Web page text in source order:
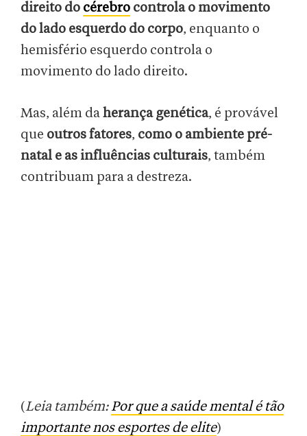
direito do cérebro controla o movimento
do lado esquerdo do corpo, enquanto o
hemisfério esquerdo controla o
movimento do lado direito.
Mas, além daherança genética, é provável
que outros fatores, como o ambiente pré-
natal e as influências culturais, também
contribuam para a destreza.
(Leia também:Por que a saúde mental é tão
importante nos esportes de elite)